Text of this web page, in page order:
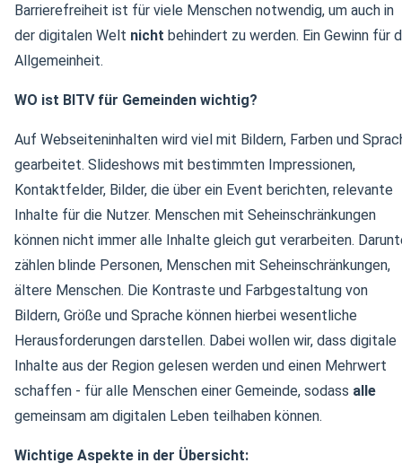
Barrierefreiheit ist für viele Menschen notwendig, um auch in
der digitalen Welt nicht behindert zu werden. Ein Gewinn für
Allgemeinheit.
WO ist BITV für Gemeinden wichtig?
Auf Webseiteninhalten wird viel mit Bildern, Farben und
gearbeitet. Slideshows mit bestimmten Impressionen,
Kontaktfelder, Bilder, die über ein Event berichten, relevante
Inhalte für die Nutzer. Menschen mit Seheinschränkungen
können nicht immer alle Inhalte gleich gut verarbeiten.
zählen blinde Personen, Menschen mit Seheinschränkungen,
ältere Menschen. Die Kontraste und Farbgestaltung von
Bildern, Größe und Sprache können hierbei wesentliche
Herausforderungen darstellen. Dabei wollen wir, dass digitale
Inhalte aus der Region gelesen werden und einen Mehrwert
schaffen - für alle Menschen einer Gemeinde, sodass alle
gemeinsam am digitalen Leben teilhaben können.
Wichtige Aspekte in der Übersicht: